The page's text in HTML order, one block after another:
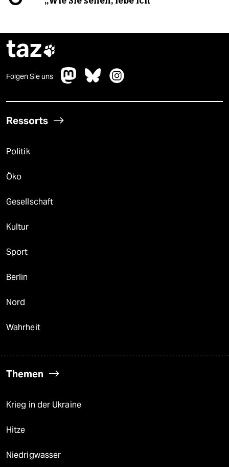
taz
Folgen Sie uns
Ressorts
Politik
Öko
Gesellschaft
Kultur
Sport
Berlin
Nord
Wahrheit
Themen
Krieg in der Ukraine
Hitze
Niedrigwasser